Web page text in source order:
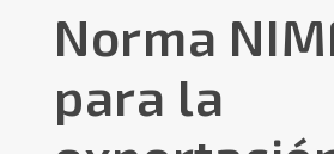
Norma
para la